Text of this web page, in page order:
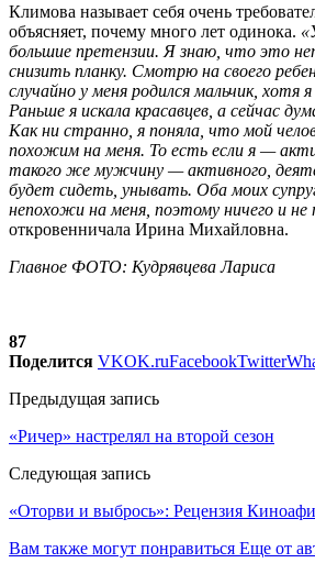
Климова называет себя очень
объясняет, почему много лет одинока.
большие претензии. Я знаю, что это
снизить планку. Смотрю на своего
случайно у меня родился мальчик, хотя
Раньше я искала красавцев, а сейчас
Как ни странно, я поняла, что мой
похожим на меня. То есть если я —
такого же мужчину — активного,
будет сидеть, унывать. Оба моих
непохожи на меня, поэтому ничего и не
откровенничала Ирина Михайловна.
Главное ФОТО: Кудрявцева Лариса
87
Поделится VKOK.ruFacebookTwitter
Предыдущая запись
«Ричер» настрелял на второй сезон
Следующая запись
«Оторви и выбрось»: Рецензия
Вам также могут понравиться Еще от